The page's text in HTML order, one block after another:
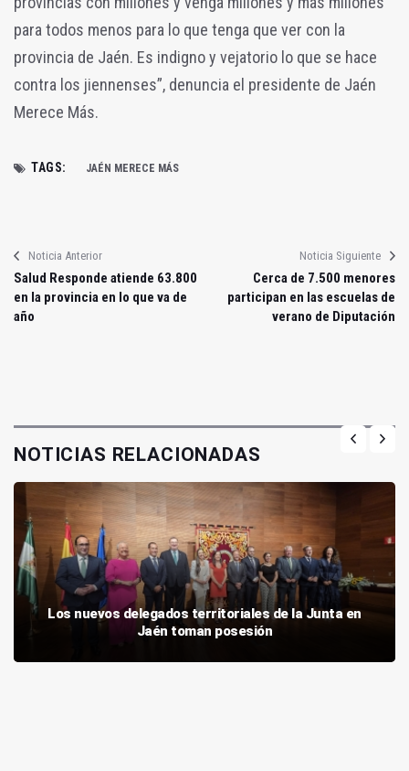
para todos menos para lo que tenga que ver con la
provincia de Jaén. Es indigno y vejatorio lo que se hace
contra los jiennenses”, denuncia el presidente de Jaén
Merece Más.
TAGS: JAÉN MERECE MÁS
Noticia Anterior
Salud Responde atiende 63.800
en la provincia en lo que va de
año
Noticia Siguiente
Cerca de 7.500 menores
participan en las escuelas de
verano de Diputación
NOTICIAS RELACIONADAS
Los nuevos delegados territoriales de la Junta en
Jaén toman posesión